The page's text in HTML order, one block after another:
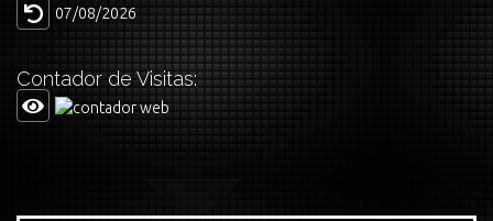
07/08/2026
Contador de Visitas: